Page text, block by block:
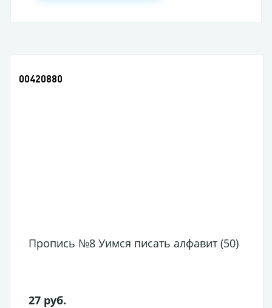
00420880
Пропись №8 Уимся писать алфавит (50)
27 руб.